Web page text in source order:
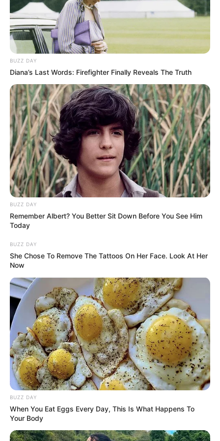
Musik
Serem! 9 Chat Ojek Online &
BUZZ DAY
Diana’s Last Words: Firefighter Finally Reveals The Truth
BUZZ DAY
Remember Albert? You Better Sit Down Before You See Him
Today
BUZZ DAY
She Chose To Remove The Tattoos On Her Face. Look At Her
Now
BUZZ DAY
When You Eat Eggs Every Day, This Is What Happens To
Your Body